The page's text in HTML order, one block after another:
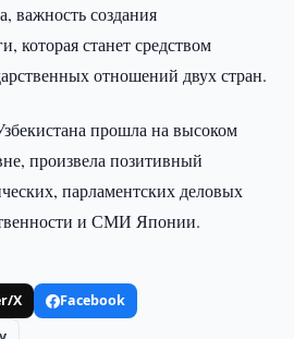
важность создания
которая станет средством
отношений двух стран.
прошла на высоком
произвела позитивный
парламентских деловых
и СМИ Японии.
X
Facebook